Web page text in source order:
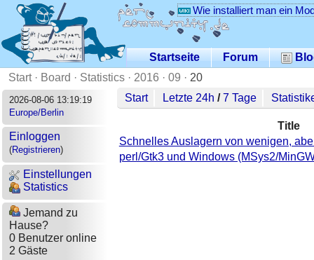
Wie installiert man ein
Startseite Forum
Start· Board · Statistics · 2016 · 09 · 20
2026-08-06 13:19:19
Europe/Berlin
Einloggen
(Registrieren)
Einstellungen
Statistics
Jemand zu
Hause?
0 Benutzer online
2 Gäste
Start Letzte 24h /7 Tage
Title
Schnelles Auslagern von wenigen,
perl/Gtk3 und Windows (MSys2/